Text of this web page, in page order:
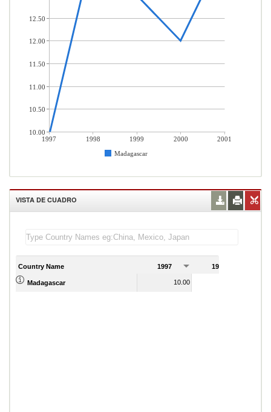
1997 1998 1999 2000
2001
Madagascar
12.50
12.00
11.50
11.00
10.50
10.00
VISTA DE CUADRO
Country Name 1997 1998
Madagascar 10.00